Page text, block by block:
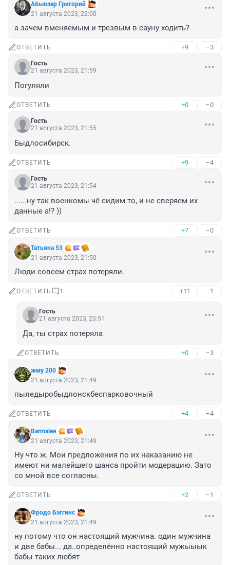
Абьюзер Григорий
21 августа 2023, 22:00
а зачем вменяемым и трезвым в сауну ходить?
ОТВЕТИТЬ +9 –3
Гость
21 августа 2023, 21:59
Погуляли
ОТВЕТИТЬ +0 –0
Гость
21 августа 2023, 21:55
Быдлосибирск.
ОТВЕТИТЬ +9 –4
Гость
21 августа 2023, 21:54
......ну так военкомы чё сидим то, и не сверяем их
данные а!? ))
ОТВЕТИТЬ +7 –0
Татьяна 53
21 августа 2023, 21:50
Люди совсем страх потеряли.
ОТВЕТИТЬ 1 +11 –1
Гость
21 августа 2023, 23:51
Да, ты страх потеряла
ОТВЕТИТЬ +0 –3
жму 200
21 августа 2023, 21:49
пыледыробыдлонскбеспарковочный
ОТВЕТИТЬ +4 –4
Barmaleя
21 августа 2023, 21:49
Ну что ж. Мои предложения по их наказанию не
имеют ни малейшего шанса пройти модерацию. Зато
со мной все согласны.
ОТВЕТИТЬ +2 –1
Фродо Бэггинс
21 августа 2023, 21:49
ну потому что он настоящий мужчина. один мужчина
и две бабы... да..определённо настоящий мужыыык
бабы таких любят